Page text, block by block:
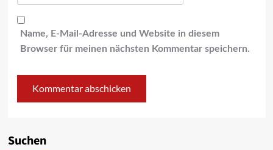
Name, E-Mail-Adresse und Website in diesem
Browser für meinen nächsten Kommentar speichern.
Suchen